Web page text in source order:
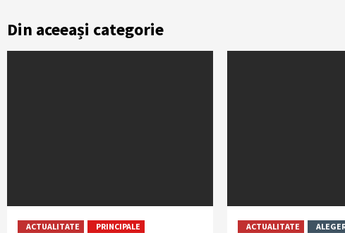
Din aceeași categorie
ACTUALITATE PRINCIPALE ACTUALITATE